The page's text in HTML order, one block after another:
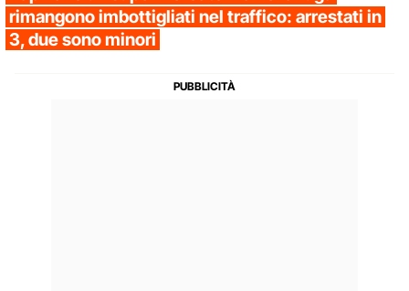
rimangono imbottigliati nel traffico: arrestati in
3, due sono minori